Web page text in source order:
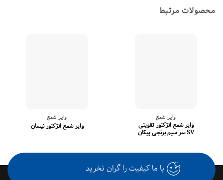
مرتبط
وایر شمع انژکتور تقویتی وایر شمع انژکتور نیسان
با ما کیفیت را گران نخرید